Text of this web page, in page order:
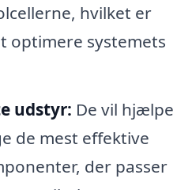
hvilket er
optimere systemets
udstyr: De vil hjælpe
de mest effektive
der passer